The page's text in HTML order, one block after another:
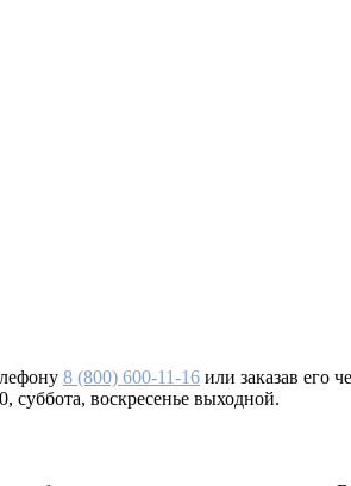
8 (800) 600-11-16 или заказав его
суббота, воскресенье выходной.